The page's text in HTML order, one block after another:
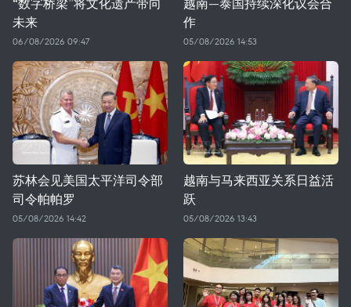
未来
06/08/2026 09:47
作
05/08/2026 14:53
苏林会见美国太平洋司令部
司令帕帕罗
05/08/2026 14:42
越南与马来西亚关系日益活
跃
05/08/2026 13:43